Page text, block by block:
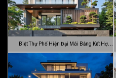
Biệt Thự Phố Hiện Đại Mái Bằng Kết Hợp